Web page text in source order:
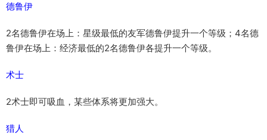
德鲁伊
2名德鲁伊在场上：星级最低的友军德鲁伊提升一个等级；4名德
鲁伊在场上：经济最低的2名德鲁伊各提升一个等级。
术士
2术士即可吸血，某些体系将更加强大。
猎人